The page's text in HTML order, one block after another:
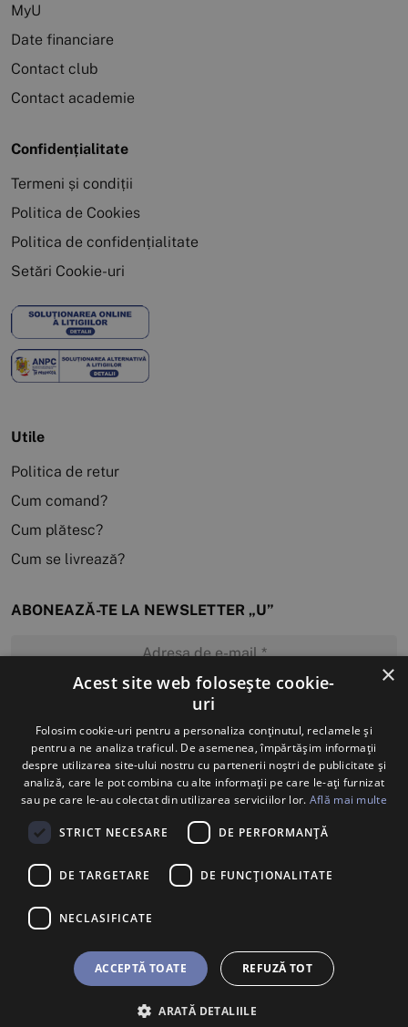
BILETE U SHOP
MyU
Date financiare
Contact club
Contact academie
Confidențialitate
Termeni și condiții
Politica de Cookies
Politica de confidențialitate
Setări Cookie-uri
Utile
Politica de retur
Cum comand?
Cum plătesc?
Cum se livrează?
ABONEAZĂ-TE LA NEWSLETTER „U”
MĂ ABONEZ
×
Acest site web folosește cookie-
uri
Folosim cookie-uri pentru a personaliza conținutul, reclamele și
pentru a ne analiza traficul. De asemenea, împărtășim informații
despre utilizarea site-ului nostru cu partenerii noștri de publicitate și
analiză, care le pot combina cu alte informații pe care le-ați furnizat
sau pe care le-au colectat din utilizarea serviciilor lor. Află mai multe
STRICT NECESARE DE PERFORMANȚĂ
DE TARGETARE DE FUNCŢIONALITATE
NECLASIFICATE
ACCEPTĂ TOATE REFUZĂ TOT
ARATĂ DETALIILE